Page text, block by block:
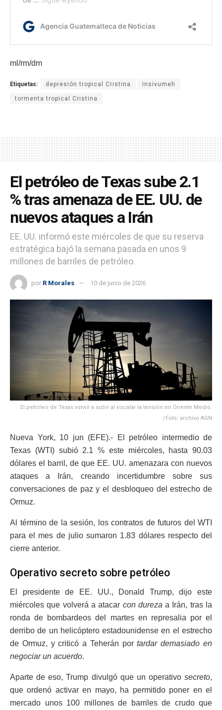
ml/rm/dm
Etiquetas: depresión tropical Cristina Insivumeh
tormenta tropical Cristina
El petróleo de Texas sube 2.1
% tras amenaza de EE. UU. de
nuevos ataques a Irán
EE. UU. informó este miércoles de que su reserva
estratégica bajó la semana pasada en unos 9
millones de barriles de petróleo.
por R Morales 10 de junio de 2026
El petróleo de Texas volvió a subir al escalar la tensión en Oriente Medio.
/Foto: archivo AGN
Nueva York, 10 jun (EFE).- El petróleo intermedio de
Texas (WTI) subió 2.1 % este miércoles, hasta 90.03
dólares el barril, de que EE. UU. amenazara con nuevos
ataques a Irán, creando incertidumbre sobre sus
conversaciones de paz y el desbloqueo del estrecho de
Ormuz.
Al término de la sesión, los contratos de futuros del WTI
para el mes de julio sumaron 1.83 dólares respecto del
cierre anterior.
Operativo secreto sobre petróleo
El presidente de EE. UU., Donald Trump, dijo este
miércoles que volverá a atacar con dureza a Irán, tras la
ronda de bombardeos del martes en represalia por el
derribo de un helicóptero estadounidense en el estrecho
de Ormuz, y criticó a Teherán portardar demasiado en
negociar un acuerdo.
Aparte de eso, Trump divulgó que un operativo secreto,
que ordenó activar en mayo, ha permitido poner en el
mercado unos 100 millones de barriles de crudo que